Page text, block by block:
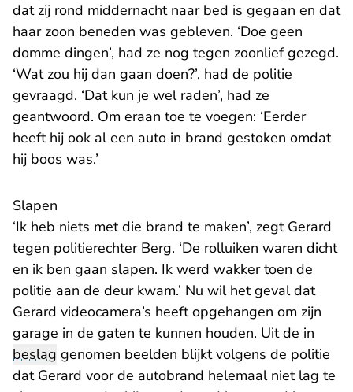
dat zij rond middernacht naar bed is gegaan en dat
haar zoon beneden was gebleven. ‘Doe geen
domme dingen’, had ze nog tegen zoonlief gezegd.
‘Wat zou hij dan gaan doen?’, had de politie
gevraagd. ‘Dat kun je wel raden’, had ze
geantwoord. Om eraan toe te voegen: ‘Eerder
heeft hij ook al een auto in brand gestoken omdat
hij boos was.’
Slapen
‘Ik heb niets met die brand te maken’, zegt Gerard
tegen politierechter Berg. ‘De rolluiken waren dicht
en ik ben gaan slapen. Ik werd wakker toen de
politie aan de deur kwam.’ Nu wil het geval dat
Gerard videocamera’s heeft opgehangen om zijn
garage in de gaten te kunnen houden. Uit de in
beslag genomen beelden blijkt volgens de politie
dat Gerard voor de autobrand helemaal niet lag te